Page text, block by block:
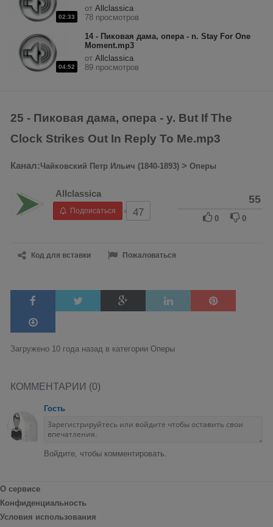
02:33
от Allclassica
78 просмотров
04:52
14 - Пиковая дама, опера - n. Stay For One
Moment.mp3
от Allclassica
89 просмотров
25 - Пиковая дама, опера - y. But If The
Clock Strikes Out In Reply To Me.mp3
Канал:Чайковский Петр Ильич (1840-1893) > Оперы
Allclassica
Подписаться 47
55
0 0
Код для вставки Пожаловаться
Загружено 10 года назад в категории Оперы
КОММЕНТАРИИ (0)
Гость
Войдите, чтобы комментировать.
О сервисе
Конфиденциальность
Условия использования